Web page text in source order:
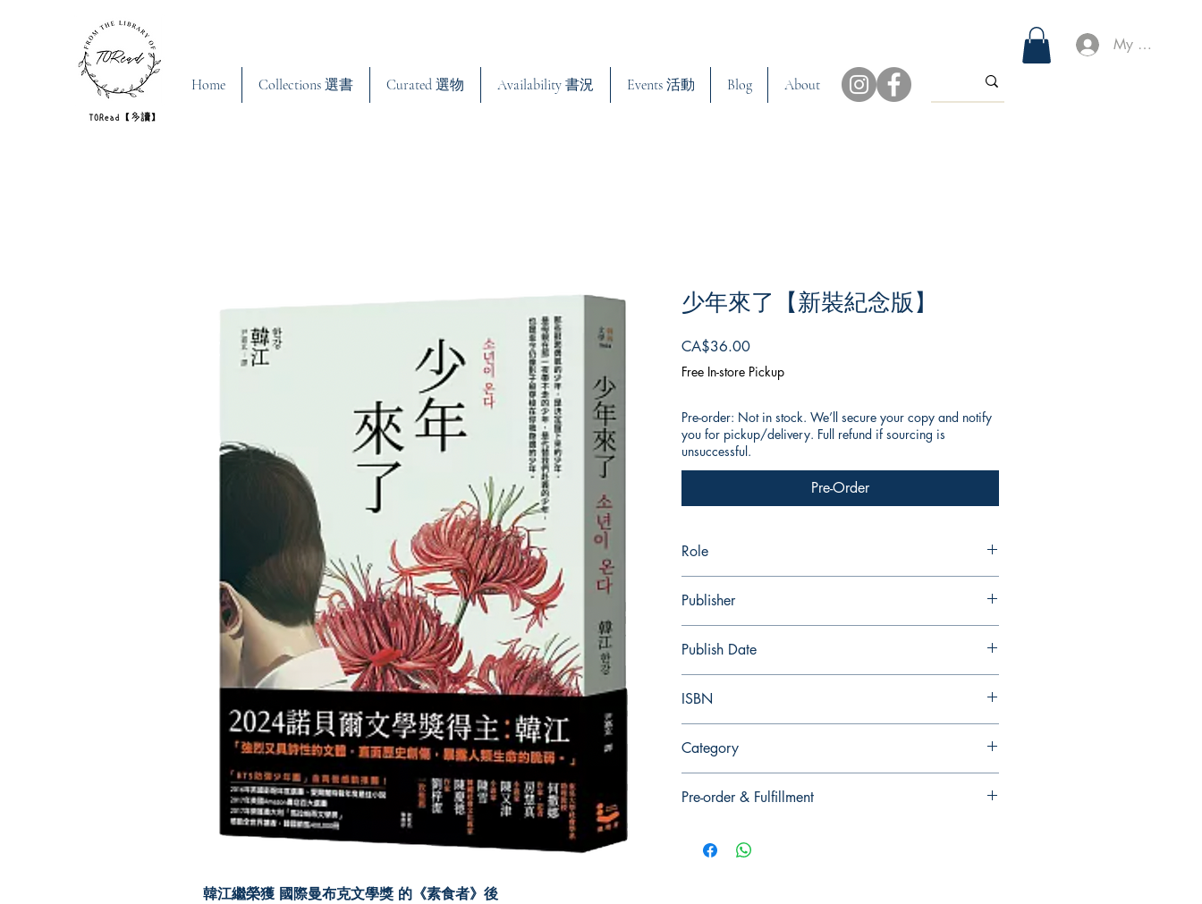
Home Collections 選書 Curated 選物 Availability 書況 Events 活動 Blog About
My Account
韓江繼榮獲 國際曼布克文學獎 的《素食者》後
少年來了【新裝紀念版】
CA$36.00Price
Free In-store Pickup
Pre-order: Not in stock. We’ll secure your copy and notify
you for pickup/delivery. Full refund if sourcing is
unsuccessful.
Pre-Order
Role
Publisher
Publish Date
ISBN
Category
Pre-order & Fulfillment
you for pickup/delivery. Full refund if sourcing is